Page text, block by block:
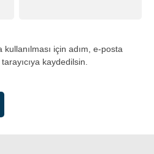
için adım, e-posta
kaydedilsin.